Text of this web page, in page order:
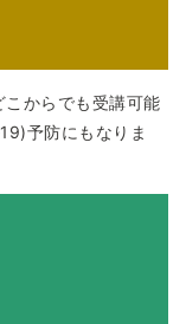
からでも受講可能
予防にもなりま